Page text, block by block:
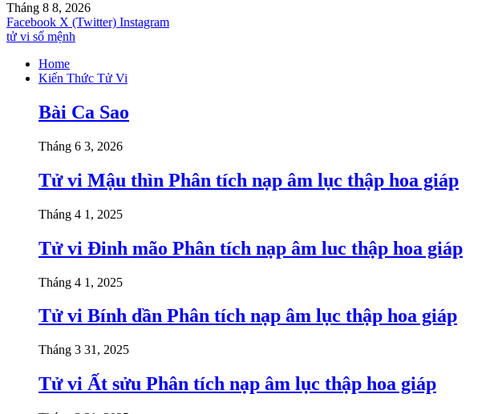
Tháng 8 8, 2026
Facebook X (Twitter) Instagram
tử vi số mệnh
Home
Kiến Thức Tử Vi
Bài Ca Sao
Tháng 6 3, 2026
Tử vi Mậu thìn Phân tích nạp âm lục thập hoa giáp
Tháng 4 1, 2025
Tử vi Đinh mão Phân tích nạp âm luc thập hoa giáp
Tháng 4 1, 2025
Tử vi Bính dần Phân tích nạp âm lục thập hoa giáp
Tháng 3 31, 2025
Tử vi Ất sửu Phân tích nạp âm lục thập hoa giáp